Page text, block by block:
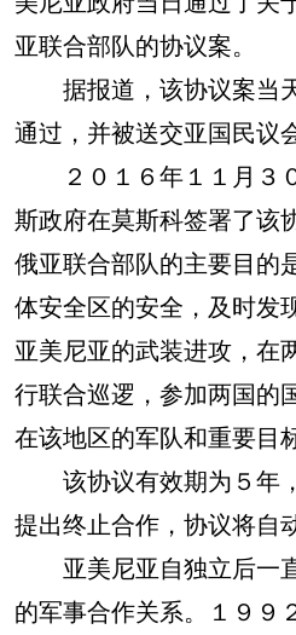
亚联合部队的协议案。
据报道，该协议案当
通过，并被送交亚国民议
２０１６年１１月３
斯政府在莫斯科签署了该
俄亚联合部队的主要目的
体安全区的安全，及时发
亚美尼亚的武装进攻，在
行联合巡逻，参加两国的
在该地区的军队和重要目
该协议有效期为５年
提出终止合作，协议将自
亚美尼亚自独立后一
的军事合作关系。１９９